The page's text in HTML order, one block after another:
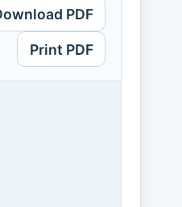
PDF
Print PDF